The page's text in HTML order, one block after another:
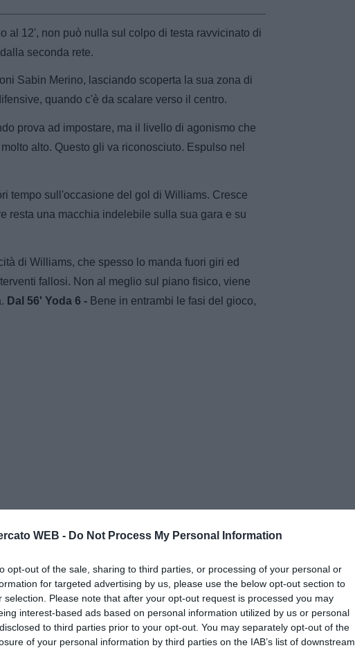
WEB - Do Not Process My Personal Information
opt-out of the sale, sharing to third parties, or processing of your personal or
for targeted advertising by us, please use the below opt-out section to
selection. Please note that after your opt-out request is processed you may
interest-based ads based on personal information utilized by us or personal
to third parties prior to your opt-out. You may separately opt-out of the
of your personal information by third parties on the IAB’s list of downstream
al 12', non può nulla sul colpo di testa ravvicinato di
seconda rete.
Sabin Merino, lasciando scoperta la sua zona di
quando c'è da scalare verso il centro.
prova ad impostare, ma il livello di agonismo che
alto. Questo gli va riconosciuto. Espulso nel
tempo sull'occasione del gol di Williams. Cresce
resta una macchia indelebile sulla sua gara e su
di Williams, che spesso lo manda fuori giri ed
fallosi. Non al meglio sul piano fisico, viene
Dal 56' Yoda 6 - Bene in entrambi le fasi del gioco,
e personalità nel possesso palla, ma non riesce
decisivo. Bisognava osare di più, soprattutto nella
non riesce mai a rendersi mai pericoloso, anche
sovrastata da quella del Bilbao. Colpe chiaramente
vivacità dal suo ingresso in campo.